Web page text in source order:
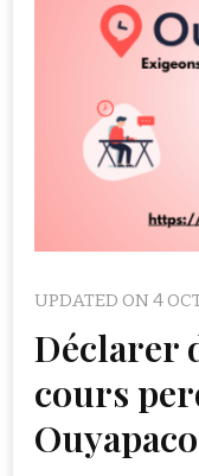
UPDATED ON4
Déclarer
cours